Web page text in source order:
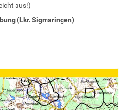
aus!)
(Lkr. Sigmaringen)